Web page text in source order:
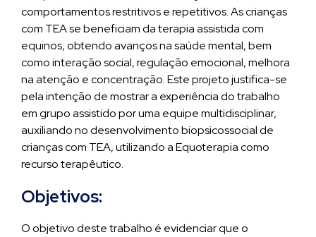
comportamentos restritivos e repetitivos. As crianças
com TEA se beneficiam da terapia assistida com
equinos, obtendo avanços na saúde mental, bem
como interação social, regulação emocional, melhora
na atenção e concentração. Este projeto justifica-se
pela intenção de mostrar a experiência do trabalho
em grupo assistido por uma equipe multidisciplinar,
auxiliando no desenvolvimento biopsicossocial de
crianças com TEA, utilizando a Equoterapia como
recurso terapêutico.
Objetivos:
O objetivo deste trabalho é evidenciar que o